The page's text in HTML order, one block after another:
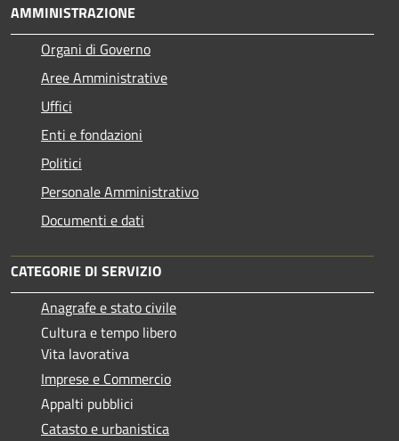
AMMINISTRAZIONE
Organi di Governo
Aree Amministrative
Uffici
Enti e fondazioni
Politici
Personale Amministrativo
Documenti e dati
CATEGORIE DI SERVIZIO
Anagrafe e stato civile
Cultura e tempo libero
Vita lavorativa
Imprese e Commercio
Appalti pubblici
Catasto e urbanistica